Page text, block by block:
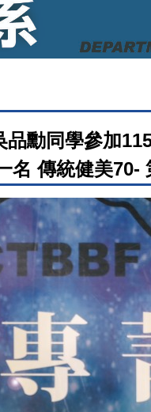
品勳同學參加
名 傳統健美70-